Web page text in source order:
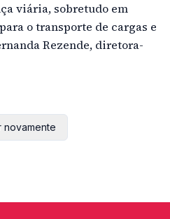
viária, sobretudo em
o transporte de cargas e
Rezende, diretora-
novamente